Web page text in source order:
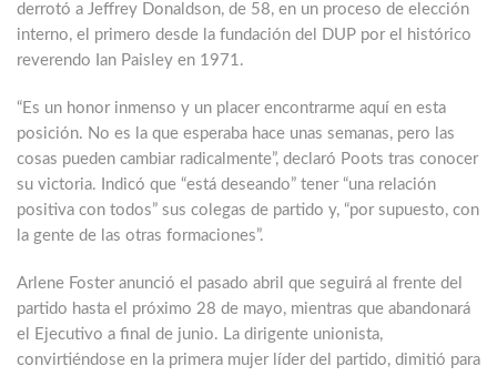
derrotó a Jeffrey Donaldson, de 58, en un proceso de elección
interno, el primero desde la fundación del DUP por el histórico
reverendo Ian Paisley en 1971.
“Es un honor inmenso y un placer encontrarme aquí en esta
posición. No es la que esperaba hace unas semanas, pero las
cosas pueden cambiar radicalmente”, declaró Poots tras conocer
su victoria. Indicó que “está deseando” tener “una relación
positiva con todos” sus colegas de partido y, “por supuesto, con
la gente de las otras formaciones”.
Arlene Foster anunció el pasado abril que seguirá al frente del
partido hasta el próximo 28 de mayo, mientras que abandonará
el Ejecutivo a final de junio. La dirigente unionista,
convirtiéndose en la primera mujer líder del partido, dimitió para